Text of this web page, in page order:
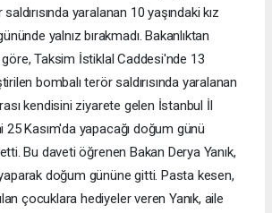
yaralanan 10 yaşındaki kız
yalnız bırakmadı. Bakanlıktan
göre, Taksim İstiklal Caddesi'nde 13
bombalı terör saldırısında yaralanan
kendisini ziyarete gelen İstanbul İl
25 Kasım'da yapacağı doğum günü
Bu daveti öğrenen Bakan Derya Yanık,
doğum gününe gitti. Pasta kesen,
çocuklara hediyeler veren Yanık, aile